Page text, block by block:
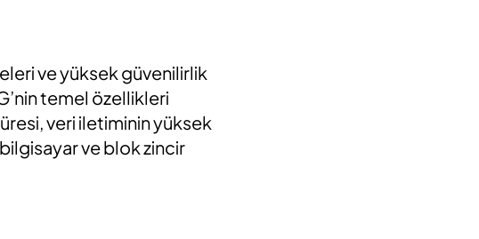
ve yüksek güvenilirlik
temel özellikleri
veri iletiminin yüksek
ve blok zincir